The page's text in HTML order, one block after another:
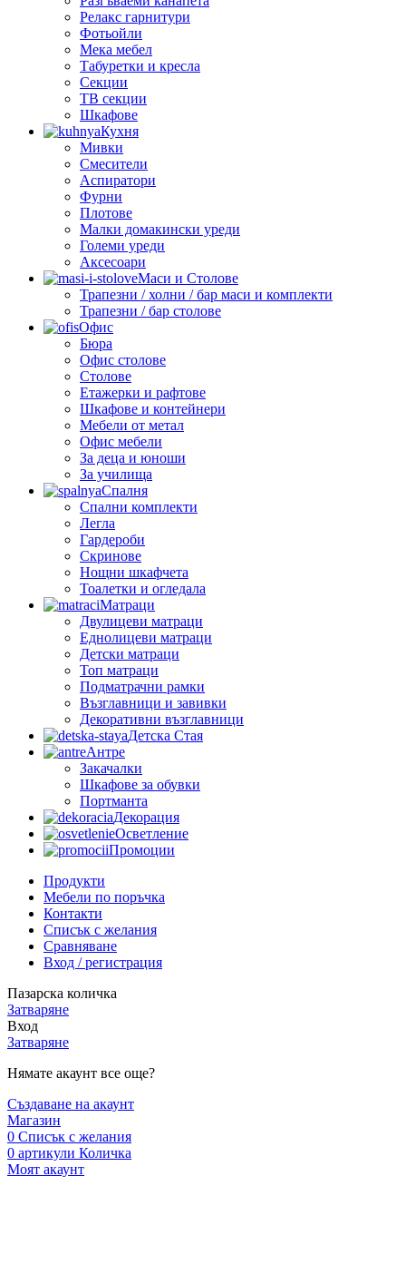
Релакс гарнитури
Фотьойли
Мека мебел
Табуретки и кресла
Секции
ТВ секции
Шкафове
Кухня
Мивки
Смесители
Аспиратори
Фурни
Плотове
Малки домакински уреди
Големи уреди
Аксесоари
Маси и Столове
Трапезни / холни / бар маси и комплекти
Трапезни / бар столове
Офис
Бюра
Офис столове
Столове
Етажерки и рафтове
Шкафове и контейнери
Мебели от метал
Офис мебели
За деца и юноши
За училища
Спалня
Спални комплекти
Легла
Гардероби
Скринове
Нощни шкафчета
Тоалетки и огледала
Матраци
Двулицеви матраци
Еднолицеви матраци
Детски матраци
Топ матраци
Подматрачни рамки
Възглавници и завивки
Декоративни възглавници
Детска Стая
Антре
Закачалки
Шкафове за обувки
Портманта
Декорация
Осветление
Промоции
Продукти
Мебели по поръчка
Контакти
Списък с желания
Сравняване
Вход / регистрация
Пазарска количка
Затваряне
Вход
Затваряне
Нямате акаунт все още?
Създаване на акаунт
Магазин
0 Списък с желания
0 артикули Количка
Моят акаунт